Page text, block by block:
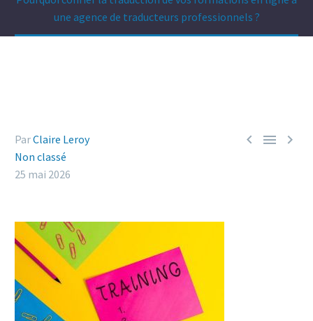
une agence de traducteurs professionnels ?
  
ParClaire Leroy
Non classé
25 mai 2026